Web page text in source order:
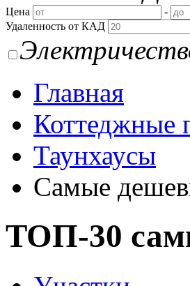
Цена -
Удаленность от КАД
Главная
Коттеджные
Таунхаусы
Самые
ТОП-30